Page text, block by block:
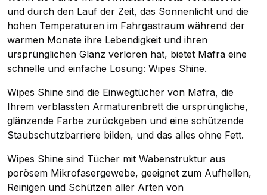
und durch den Lauf der Zeit, das Sonnenlicht und die
hohen Temperaturen im Fahrgastraum während der
warmen Monate ihre Lebendigkeit und ihren
ursprünglichen Glanz verloren hat, bietet Mafra eine
schnelle und einfache Lösung: Wipes Shine.
Wipes Shine sind die Einwegtücher von Mafra, die
Ihrem verblassten Armaturenbrett die ursprüngliche,
glänzende Farbe zurückgeben und eine schützende
Staubschutzbarriere bilden, und das alles ohne Fett.
Wipes Shine sind Tücher mit Wabenstruktur aus
porösem Mikrofasergewebe, geeignet zum Aufhellen,
Reinigen und Schützen aller Arten von